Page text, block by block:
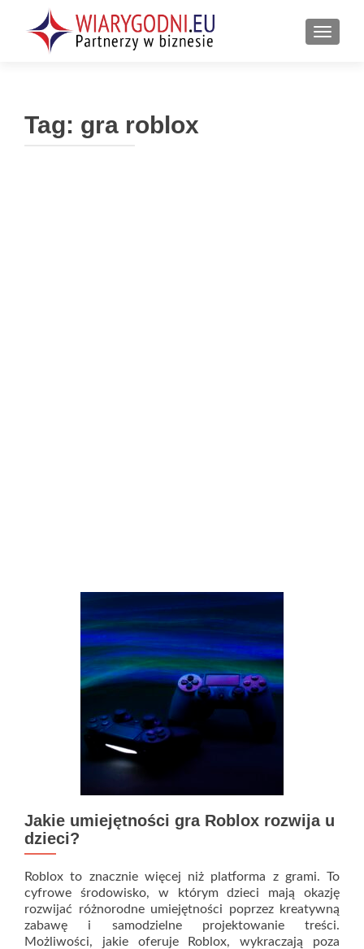
Tag: gra roblox
Jakie umiejętności gra Roblox rozwija u
dzieci?
Roblox to znacznie więcej niż platforma z grami. To
cyfrowe środowisko, w którym dzieci mają okazję
rozwijać różnorodne umiejętności poprzez kreatywną
zabawę i samodzielne projektowanie treści.
Możliwości, jakie oferuje Roblox, wykraczają poza